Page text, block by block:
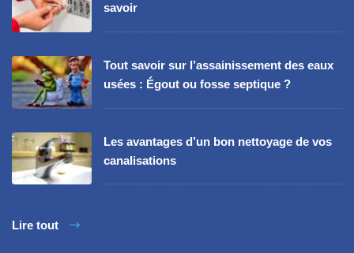
savoir
Tout savoir sur l’assainissement des eaux
usées : Égout ou fosse septique ?
Les avantages d’un bon nettoyage de vos
canalisations
Lire tout